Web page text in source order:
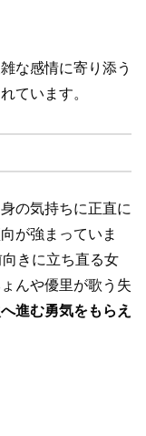
な感情に寄り添う
ています。
の気持ちに正直に
が強まっていま
きに立ち直る女
んや優里が歌う失
進む勇気をもらえ